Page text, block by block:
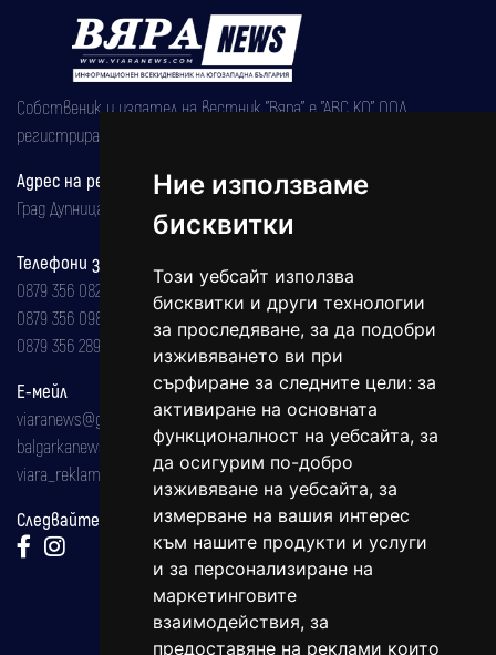
Ние използваме
бисквитки
Този уебсайт използва
бисквитки и други технологии
за проследяване, за да подобри
изживяването ви при
сърфиране за следните цели: за
активиране на основната
функционалност на уебсайта, за
да осигурим по-добро
изживяване на уебсайта, за
измерване на вашия интерес
към нашите продукти и услуги
и за персонализиране на
маркетинговите
взаимодействия, за
предоставяне на реклами които
Собственик и издател на вестник "Вяра" е "АВС КО" ООД,
регистрирана на 08.05.2002 година.
Адрес на редакцията
Град Дупница, ул.''Христо Ботев" 43
Телефони за реклама и абонаменти
0879 356 082
0879 356 098
0879 356 289
Е-мейл
viaranews@gmail.com
balgarkanews@gmail.com
viara_reklama@mail.bg
Следвайте ни: